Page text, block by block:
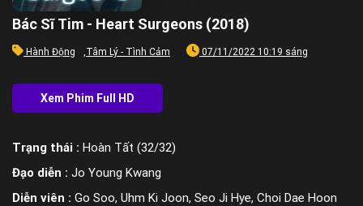
Bác Sĩ Tim - Heart Surgeons (2018)
Hành Động Tâm Lý - Tình Cảm 07/11/2022 10:19 sáng
Trạng thái : Hoàn Tất (32/32)
Đạo diễn : Jo Young Kwang
Diễn viên : Go Soo, Uhm Ki Joon, Seo Ji Hye, Choi Dae Hoon